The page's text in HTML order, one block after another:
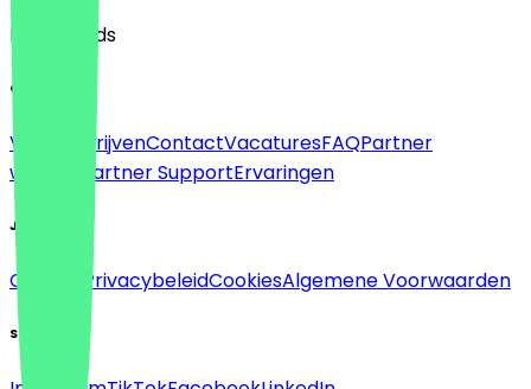
Nederlands
Over
Voor bedrijvenContactVacaturesFAQPartner
worden
Partner SupportErvaringen
Juridisch
Colofon PrivacybeleidCookiesAlgemene Voorwaarden
Sociaal